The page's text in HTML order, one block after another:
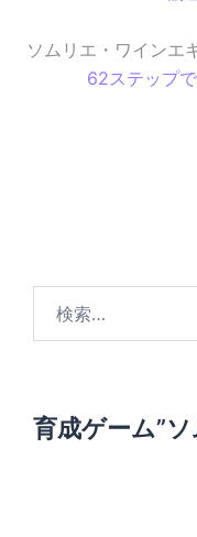
ソムリエ・ワインエ
62ステップ
育成ゲーム”